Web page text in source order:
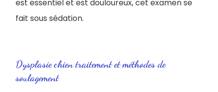
est essentiel et est douloureux, cet examen se
fait sous sédation.
Dysplasie chien traitement et méthodes de
soulagement